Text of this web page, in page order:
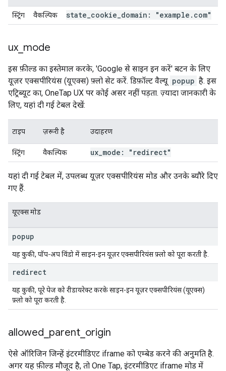
स्ट्रिंग वैकल्पिक state cookie domain: "example . com"
ux mode
इस फ़ील्ड का इस्तेमाल करके, 'Google से साइन इन करें' बटन के लिए
यूज़र एक्सपीरियंस (यूएक्स) फ़्लो सेट करें. डिफ़ॉल्ट वैल्यू popup है. इस
एट्रिब्यूट का, OneTap UX पर कोई असर नहीं पड़ता. ज़्यादा जानकारी के
लिए, यहां दी गई टेबल देखें:
टाइप ज़रूरी है उदाहरण
स्ट्रिंग वैकल्पिक ux mode: "redirect"
यहां दी गई टेबल में, उपलब्ध यूज़र एक्सपीरियंस मोड और उनके ब्यौरे दिए
गए हैं.
यूएक्स मोड
popup
यह कुकी, पॉप-अप विंडो में साइन-इन यूज़र एक्सपीरियंस फ़्लो को पूरा करती है.
redirect
यह कुकी, पूरे पेज को रीडायरेक्ट करके साइन-इन यूज़र एक्सपीरियंस (यूएक्स)
फ़्लो को पूरा करती है.
allowed parent origin
ऐसे ऑरिजिन जिन्हें इंटरमीडिएट iframe को एम्बेड करने की अनुमति है.
अगर यह फ़ील्ड मौजूद है, तो One Tap, इंटरमीडिएट iframe मोड में